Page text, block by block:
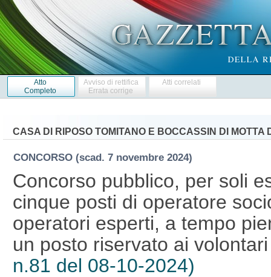
Atto
Completo
Avviso di rettifica
Errata corrige
Atti correlati
CASA DI RIPOSO TOMITANO E BOCCASSIN DI MOTTA
CONCORSO (scad. 7 novembre 2024)
Concorso pubblico, per soli
cinque posti di operatore
operatori esperti, a tempo
un posto riservato ai
n.81 del 08-10-2024)